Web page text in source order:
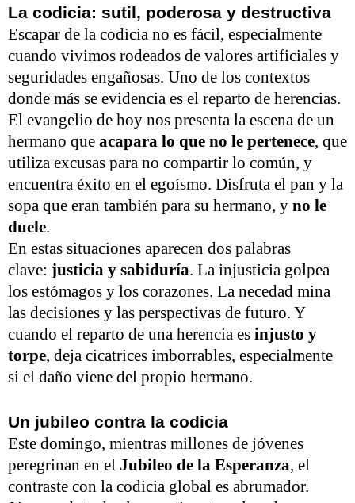
La codicia: sutil, poderosa y destructiva
Escapar de la codicia no es fácil, especialmente
cuando vivimos rodeados de valores artificiales y
seguridades engañosas. Uno de los contextos
donde más se evidencia es el reparto de herencias.
El evangelio de hoy nos presenta la escena de un
hermano que acapara lo que no le pertenece, que
utiliza excusas para no compartir lo común, y
encuentra éxito en el egoísmo. Disfruta el pan y la
sopa que eran también para su hermano, y no le
duele.
En estas situaciones aparecen dos palabras
clave: justicia y sabiduría. La injusticia golpea
los estómagos y los corazones. La necedad mina
las decisiones y las perspectivas de futuro. Y
cuando el reparto de una herencia es injusto y
torpe, deja cicatrices imborrables, especialmente
si el daño viene del propio hermano.
Un jubileo contra la codicia
Este domingo, mientras millones de jóvenes
peregrinan en el Jubileo de la Esperanza, el
contraste con la codicia global es abrumador.